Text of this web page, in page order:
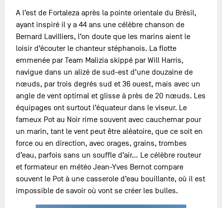
A l’est de Fortaleza après la pointe orientale du Brésil,
ayant inspiré il y a 44 ans une célèbre chanson de
Bernard Lavilliers, l’on doute que les marins aient le
loisir d’écouter le chanteur stéphanois. La flotte
emmenée par Team Malizia skippé par Will Harris,
navigue dans un alizé de sud-est d’une douzaine de
nœuds, par trois degrés sud et 36 ouest, mais avec un
angle de vent optimal et glisse à près de 20 nœuds. Les
équipages ont surtout l’équateur dans le viseur. Le
fameux Pot au Noir rime souvent avec cauchemar pour
un marin, tant le vent peut être aléatoire, que ce soit en
force ou en direction, avec orages, grains, trombes
d’eau, parfois sans un souffle d’air… Le célèbre routeur
et formateur en météo Jean-Yves Bernot compare
souvent le Pot à une casserole d’eau bouillante, où il est
impossible de savoir où vont se créer les bulles.